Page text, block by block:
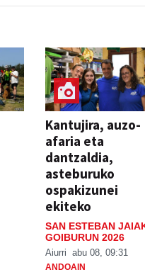
Kantujira, auzo-
afaria eta
dantzaldia,
asteburuko
ospakizunei
ekiteko
SAN ESTEBAN
GOIBURUN 2026
Aiurri abu 08, 09:31
ANDOAIN